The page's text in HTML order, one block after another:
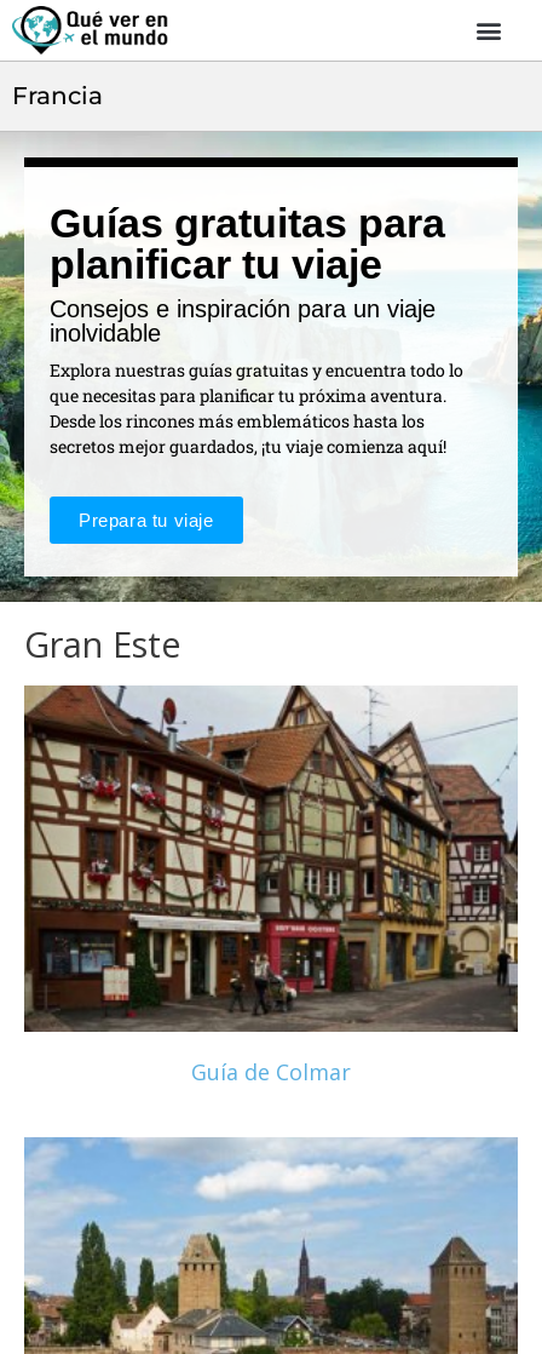
Francia
Guías gratuitas para
planificar tu viaje
Consejos e inspiración para un viaje
inolvidable
Explora nuestras guías gratuitas y encuentra todo lo
que necesitas para planificar tu próxima aventura.
Desde los rincones más emblemáticos hasta los
secretos mejor guardados, ¡tu viaje comienza aquí!
Prepara tu viaje
Gran Este
Guía de Colmar